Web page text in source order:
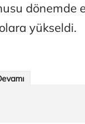
dönemde
yükseldi.